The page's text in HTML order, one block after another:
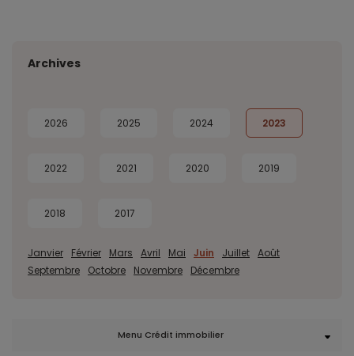
Archives
2026 2025 2024 2023
2022 2021 2020 2019
2018 2017
Janvier Février Mars Avril Mai Juin Juillet Août
Septembre
Octobre Novembre Décembre
Menu Crédit immobilier